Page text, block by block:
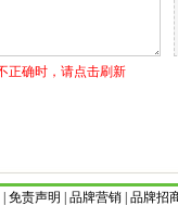
免责声明 品牌营销 品牌招